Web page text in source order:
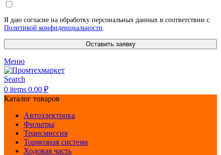
Я даю согласие на обработку персональных данных в соответствии с
Политикой конфиденциальности.
Оставить заявку
Меню
Search
0 items 0.00 ₽
Каталог товаров
Автоэлектрика
Фильтры
Трансмиссия
Тормозная система
Ходовая часть